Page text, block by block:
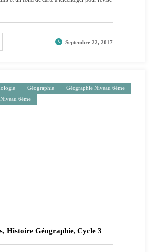
Septembre 22, 2017
Géographie
Géographie Niveau 6ème
6ème
Histoire Géographie, Cycle 3